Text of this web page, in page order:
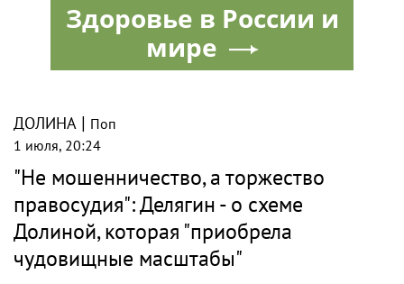
ДОЛИНА | Поп
1 июля, 20:24
"Не мошенничество, а торжество
правосудия": Делягин - о схеме
Долиной, которая "приобрела
чудовищные масштабы"
Здоровье в России и
мире